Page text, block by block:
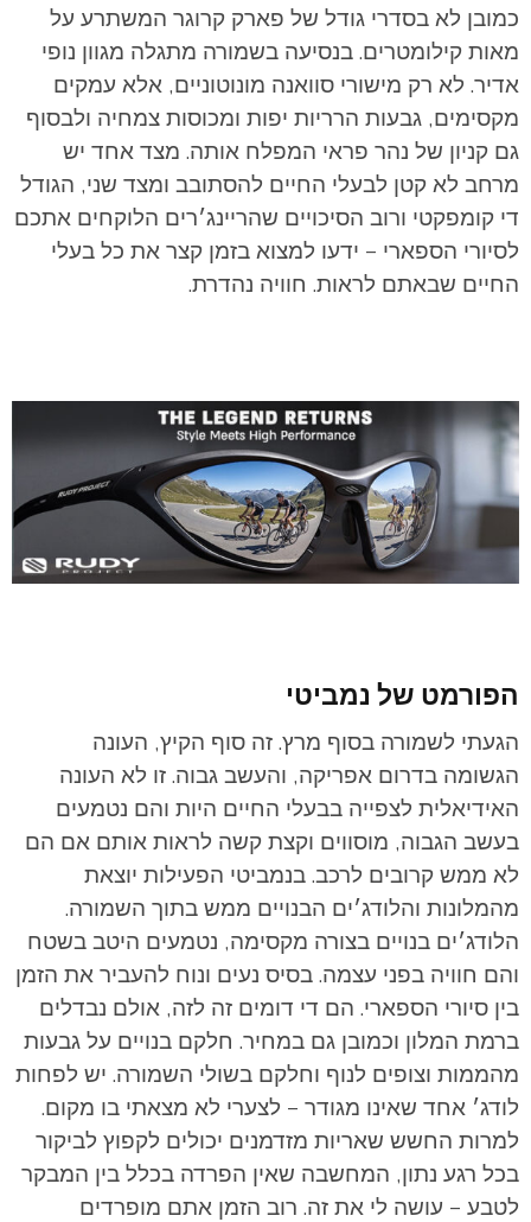
כמובן לא בסדרי גודל של פארק קרוגר המשתרע על
מאות קילומטרים. בנסיעה בשמורה מתגלה מגוון נופי
אדיר. לא רק מישורי סוואנה מונוטוניים, אלא עמקים
מקסימים, גבעות הרריות יפות ומכוסות צמחיה ולבסוף
גם קניון של נהר פראי המפלח אותה. מצד אחד יש
מרחב לא קטן לבעלי החיים להסתובב ומצד שני, הגודל
די קומפקטי ורוב הסיכויים שהריינג׳רים הלוקחים אתכם
לסיורי הספארי – ידעו למצוא בזמן קצר את כל בעלי
החיים שבאתם לראות. חוויה נהדרת.
הפורמט של נמביטי
הגעתי לשמורה בסוף מרץ. זה סוף הקיץ, העונה
הגשומה בדרום אפריקה, והעשב גבוה. זו לא העונה
האידיאלית לצפייה בבעלי החיים היות והם נטמעים
בעשב הגבוה, מוסווים וקצת קשה לראות אותם אם הם
לא ממש קרובים לרכב. בנמביטי הפעילות יוצאת
מהמלונות והלודג׳ים הבנויים ממש בתוך השמורה.
הלודג׳ים בנויים בצורה מקסימה, נטמעים היטב בשטח
והם חוויה בפני עצמה. בסיס נעים ונוח להעביר את הזמן
בין סיורי הספארי. הם די דומים זה לזה, אולם נבדלים
ברמת המלון וכמובן גם במחיר. חלקם בנויים על גבעות
מהממות וצופים לנוף וחלקם בשולי השמורה. יש לפחות
לודג׳ אחד שאינו מגודר – לצערי לא מצאתי בו מקום.
למרות החשש שאריות מזדמנים יכולים לקפוץ לביקור
בכל רגע נתון, המחשבה שאין הפרדה בכלל בין המבקר
לטבע – עושה לי את זה. רוב הזמן אתם מופרדים